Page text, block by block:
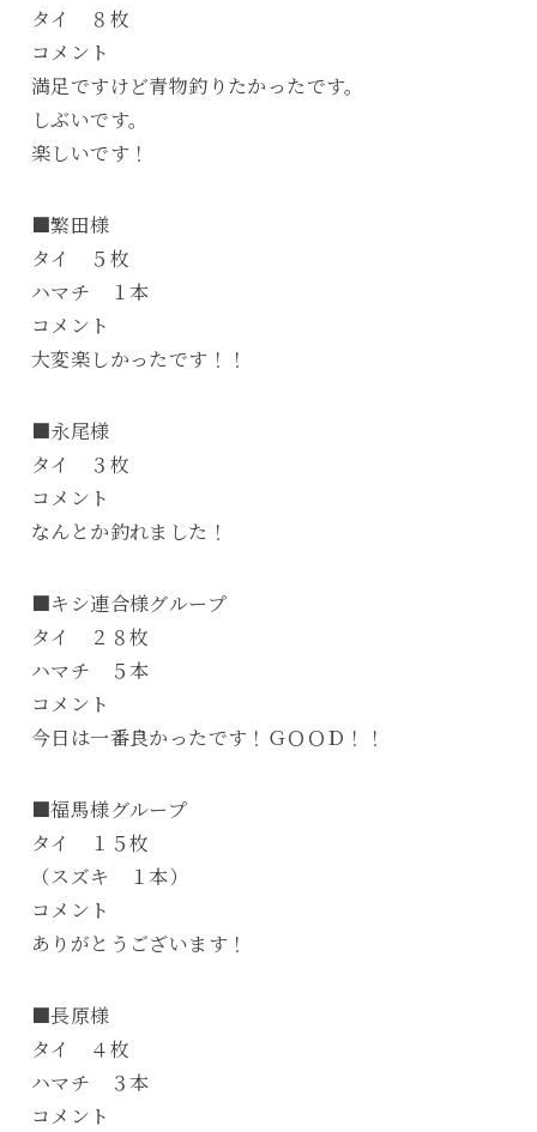
タイ ８枚
コメント
満足ですけど青物釣りたかったです。
しぶいです。
楽しいです！
■繁田様
タイ ５枚
ハマチ １本
コメント
大変楽しかったです！！
■永尾様
タイ ３枚
コメント
なんとか釣れました！
■キシ連合様グループ
タイ ２８枚
ハマチ ５本
コメント
今日は一番良かったです！ＧＯＯＤ！！
■福馬様グループ
タイ １５枚
（スズキ １本）
コメント
ありがとうございます！
■長原様
タイ ４枚
ハマチ ３本
コメント